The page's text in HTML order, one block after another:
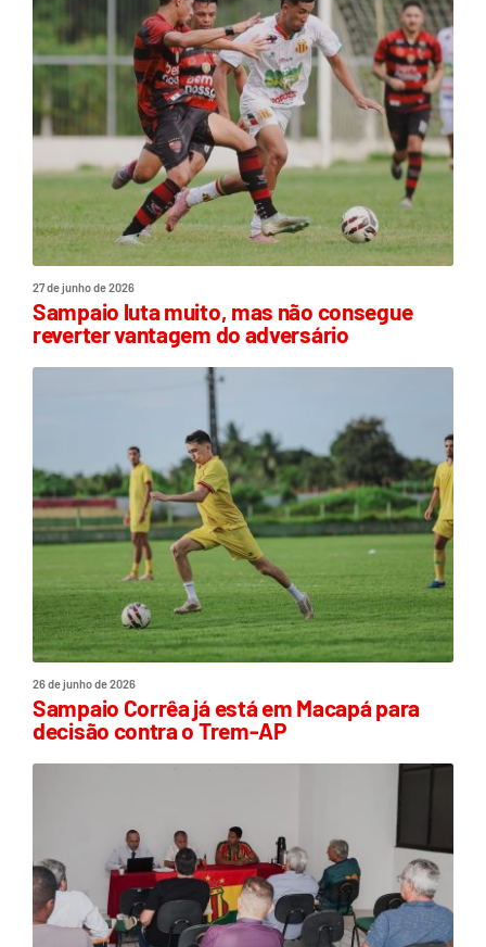
27 de junho de 2026
Sampaio luta muito, mas não consegue
reverter vantagem do adversário
26 de junho de 2026
Sampaio Corrêa já está em Macapá para
decisão contra o Trem-AP